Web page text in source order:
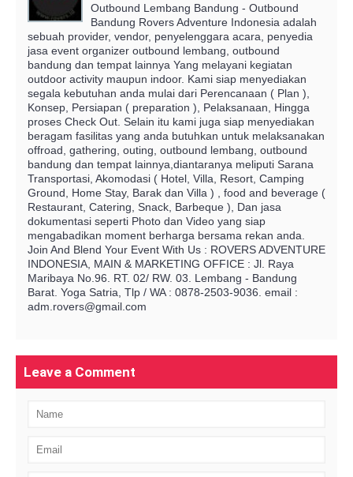
Outbound Lembang Bandung - Outbound
Bandung Rovers Adventure Indonesia adalah
sebuah provider, vendor, penyelenggara acara, penyedia
jasa event organizer outbound lembang, outbound
bandung dan tempat lainnya Yang melayani kegiatan
outdoor activity maupun indoor. Kami siap menyediakan
segala kebutuhan anda mulai dari Perencanaan ( Plan ),
Konsep, Persiapan ( preparation ), Pelaksanaan, Hingga
proses Check Out. Selain itu kami juga siap menyediakan
beragam fasilitas yang anda butuhkan untuk melaksanakan
offroad, gathering, outing, outbound lembang, outbound
bandung dan tempat lainnya,diantaranya meliputi Sarana
Transportasi, Akomodasi ( Hotel, Villa, Resort, Camping
Ground, Home Stay, Barak dan Villa ) , food and beverage (
Restaurant, Catering, Snack, Barbeque ), Dan jasa
dokumentasi seperti Photo dan Video yang siap
mengabadikan moment berharga bersama rekan anda.
Join And Blend Your Event With Us : ROVERS ADVENTURE
INDONESIA, MAIN & MARKETING OFFICE : Jl. Raya
Maribaya No.96. RT. 02/ RW. 03. Lembang - Bandung
Barat. Yoga Satria, Tlp / WA : 0878-2503-9036. email :
adm.rovers@gmail.com
Leave a Comment